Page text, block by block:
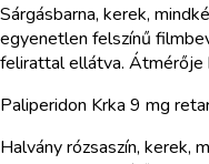
Sárgásbarna, kerek,
egyenetlen felszínű
felirattal ellátva. Átmérője
Paliperidon Krka 9 mg
Halvány rózsaszín, kerek,